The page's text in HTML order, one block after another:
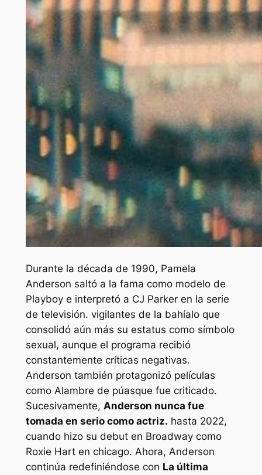
Durante la década de 1990, Pamela
Anderson saltó a la fama como modelo de
Playboy e interpretó a CJ Parker en la serie
de televisión. vigilantes de la bahíalo que
consolidó aún más su estatus como símbolo
sexual, aunque el programa recibió
constantemente críticas negativas.
Anderson también protagonizó películas
como Alambre de púasque fue criticado.
Sucesivamente, Anderson nunca fue
tomada en serio como actriz. hasta 2022,
cuando hizo su debut en Broadway como
Roxie Hart en chicago. Ahora, Anderson
continúa redefiniéndose con La última